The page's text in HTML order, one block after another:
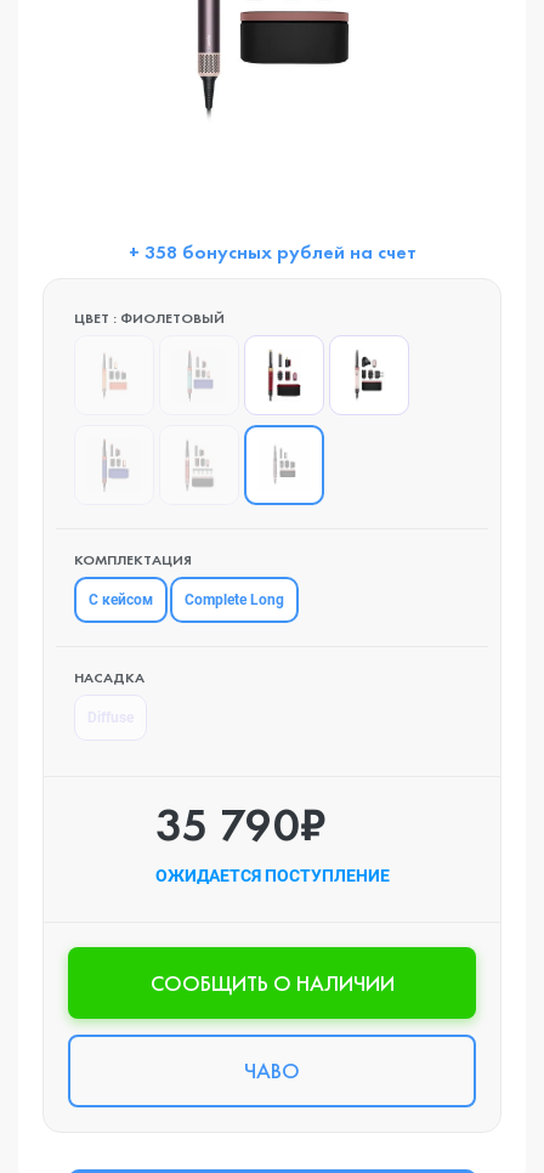
+ 358 бонусных рублей на счет
ЦВЕТ : ФИОЛЕТОВЫЙ
КОМПЛЕКТАЦИЯ
С кейсом Complete Long
НАСАДКА
35 790₽
ОЖИДАЕТСЯ ПОСТУПЛЕНИЕ
CООБЩИТЬ О НАЛИЧИИ
ЧАВО